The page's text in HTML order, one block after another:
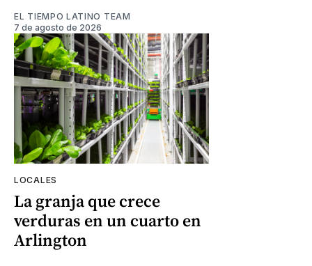
EL TIEMPO LATINO TEAM
7 de agosto de 2026
LOCALES
La granja que crece
verduras en un cuarto en
Arlington